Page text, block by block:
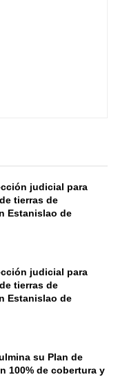
judicial para
tierras de
Estanislao de
judicial para
tierras de
Estanislao de
su Plan de
100% de cobertura y